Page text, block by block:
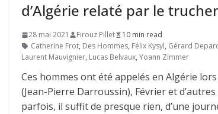
d’Algérie relaté par le
28 mai 2021 Firouz Pillet
10 min read
Catherine Frot, Des Hommes, Félix Kysyl, Gérard
Laurent Mauvignier, Lucas Belvaux, Yoann Zimmer
Ces hommes ont été appelés en Algérie
(Jean-Pierre Darroussin), Février et
parfois, il suffit de presque rien, d’une